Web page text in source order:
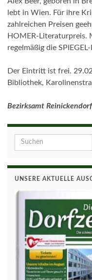
lebt in Wien. Für ihre
zahlreichen Preisen
HOMER-Literaturpreis.
regelmäßig die
Der Eintritt ist frei.
Bibliothek,
Bezirksamt Reinickendorf
Search for:
UNSERE AKTUELLE